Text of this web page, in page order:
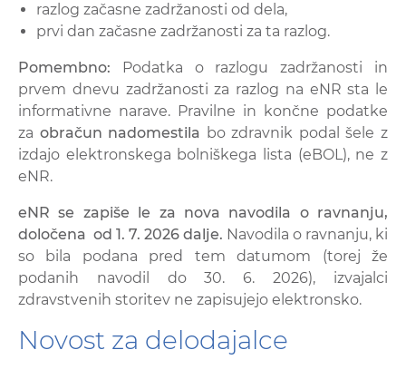
razlog začasne zadržanosti od dela,
prvi dan začasne zadržanosti za ta razlog.
Pomembno: Podatka o razlogu zadržanosti in
prvem dnevu zadržanosti za razlog na eNR sta le
informativne narave. Pravilne in končne podatke
za obračun nadomestila bo zdravnik podal šele z
izdajo elektronskega bolniškega lista (eBOL), ne z
eNR.
eNR se zapiše le za nova navodila o ravnanju,
določena od 1. 7. 2026 dalje. Navodila o ravnanju, ki
so bila podana pred tem datumom (torej že
podanih navodil do 30. 6. 2026), izvajalci
zdravstvenih storitev ne zapisujejo elektronsko.
Novost za delodajalce